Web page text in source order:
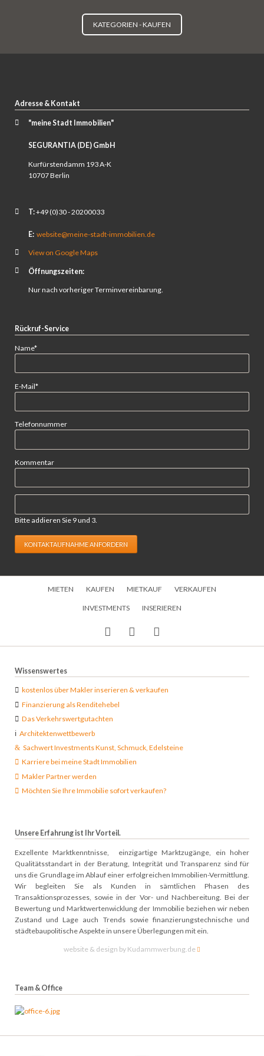
KATEGORIEN - KAUFEN
Adresse & Kontakt
"meine Stadt Immobilien"
SEGURANTIA (DE) GmbH
Kurfürstendamm 193 A-K
10707 Berlin
T:+49 (0)30 -20200033
E: website@meine-stadt-immobilien.de
View on Google Maps
Öffnungszeiten:
Nur nach vorheriger Terminvereinbarung.
Rückruf-Service
Pflichtfeld
Name*
Pflichtfeld
E-Mail*
Telefonnummer
Kommentar
Bitte addieren Sie 9 und 3.
KONTAKTAUFNAHME ANFORDERN
Navigation
MIETEN KAUFEN MIETKAUF VERKAUFEN
INVESTMENTS INSERIEREN
Wissenswertes
kostenlos über Makler inserieren & verkaufen
Finanzierung als Renditehebel
Das Verkehrswertgutachten
Architektenwettbewerb
Sachwert Investments Kunst, Schmuck, Edelsteine
Karriere bei meine Stadt Immobilien
Makler Partner werden
Möchten Sie Ihre Immobilie sofort verkaufen?
Unsere Erfahrung ist Ihr Vorteil.
Exzellente Marktkenntnisse, einzigartige Marktzugänge, ein hoher
Qualitätsstandart in der Beratung, Integrität und Transparenz sind für
uns die Grundlage im Ablauf einer erfolgreichen Immobilien-Vermittlung.
Wir begleiten Sie als Kunden in sämtlichen Phasen des
Transaktionsprozesses, sowie in der Vor- und Nachbereitung. Bei der
Bewertung und Marktwertenwicklung der Immobilie beziehen wir neben
Zustand und Lage auch Trends sowie finanzierungstechnische und
städtebaupolitische Aspekte in unsere Überlegungen mit ein.
website & design by Kudammwerbung.de
Team & Office